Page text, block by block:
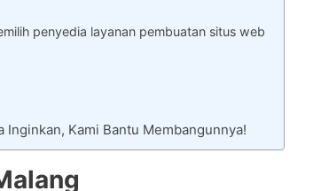
penyedia layanan pembuatan situs web
Kami Bantu Membangunnya!